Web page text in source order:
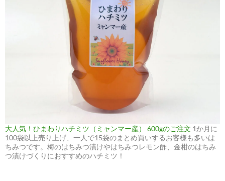
大人気！ひまわりハチミツ（ミャンマー産） 600gのご注文 1か月に
100袋以上売り上げ、一人で15袋のまとめ買いするお客様も多いは
ちみつです。梅のはちみつ漬けやはちみつレモン酢、金柑のはちみ
つ漬けづくりにおすすめのハチミツ！